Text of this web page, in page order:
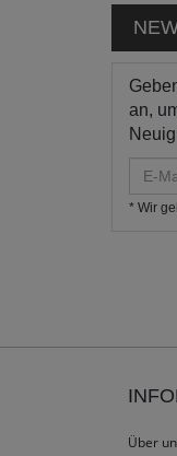
an,
Mail
* Wir
Über